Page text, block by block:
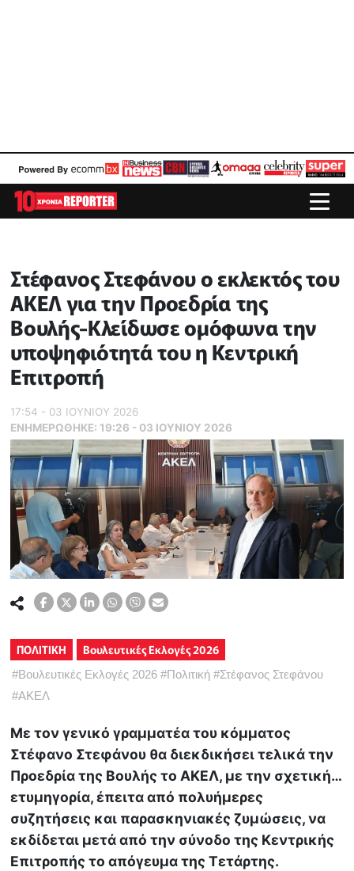
Στέφανος Στεφάνου ο εκλεκτός του
ΑΚΕΛ για την Προεδρία της
Βουλής-Κλείδωσε ομόφωνα την
υποψηφιότητά του η Κεντρική
Επιτροπή
17:54 - 03 ΙΟΥΝΙΟΥ 2026
ΕΝΗΜΕΡΏΘΗΚΕ: 19:26 - 03 ΙΟΥΝΙΟΥ 2026
ΠΟΛΙΤΙΚΗ Βουλευτικές Εκλογές 2026
#Βουλευτικές Εκλογές 2026 #Πολιτική #Στέφανος Στεφάνου
#ΑΚΕΛ
Με τον γενικό γραμματέα του κόμματος
Στέφανο Στεφάνου θα διεκδικήσει τελικά την
Προεδρία της Βουλής το ΑΚΕΛ, με την σχετική…
ετυμηγορία, έπειτα από πολυήμερες
συζητήσεις και παρασκηνιακές ζυμώσεις, να
εκδίδεται μετά από την σύνοδο της Κεντρικής
Επιτροπής το απόγευμα της Τετάρτης.